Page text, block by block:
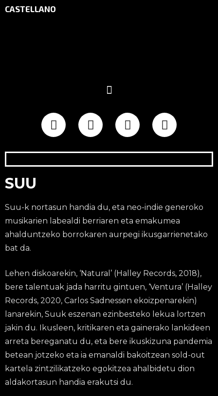
CASTELLANO
SUU
Suu-k nortasun handia du, eta neo-indie generoko
musikarien labealdi berriaren eta emakumea
ahalduntzeko borrokaren aurpegi ikusgarrienetako
bat da.
Lehen diskoarekin, ‘Natural’ (Halley Records, 2018),
bere talentuak jada harritu gintuen, ‘Ventura’ (Halley
Records, 2020, Carlos Sadnessen ekoizpenarekin)
lanarekin, Suuk eszenan ezinbesteko lekua lortzen
jakin du. Ikusleen, kritikaren eta gainerako lankideen
arreta bereganatu du, eta bere ikuskizuna pandemia
betean jotzeko eta ia emanaldi bakoitzean sold-out
kartela zintzilikatzeko egokitzea ahalbidetu dion
aldakortasun handia erakutsi du.